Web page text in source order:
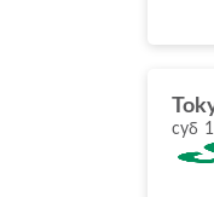
суб